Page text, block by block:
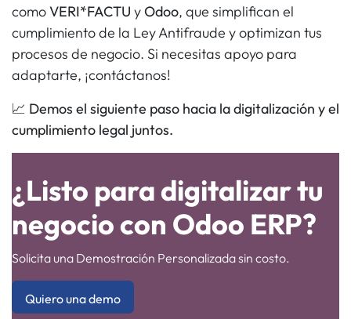
comoVERI*FACTU yOdoo, que simplifican el
cumplimiento de la Ley Antifraude y optimizan tus
procesos de negocio. Si necesitas apoyo para
adaptarte, ¡contáctanos!
📈 Demos el siguiente paso hacia la digitalización y el
cumplimiento legal juntos.
¿Listo para digitalizar tu
negocio con Odoo ERP?
Solicita una Demostración Personalizada sin costo.
Quiero una demo